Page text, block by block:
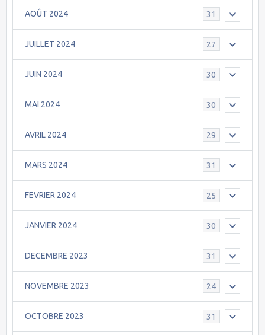
AOÛT 2024 31
JUILLET 2024 27
JUIN 2024 30
MAI 2024 30
AVRIL 2024 29
MARS 2024 31
FEVRIER 2024 25
JANVIER 2024 30
DECEMBRE 2023 31
NOVEMBRE 2023 24
OCTOBRE 2023 31